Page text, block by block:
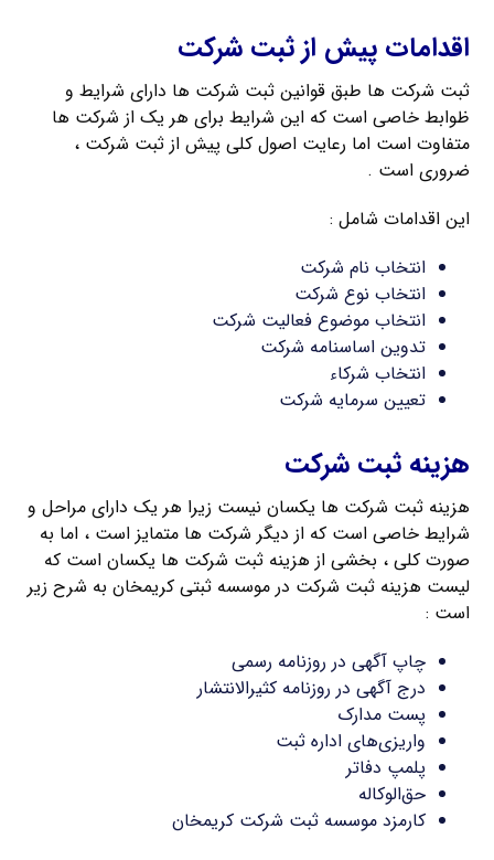
اقدامات پیش از ثبت شرکت
ثبت شرکت ها طبق قوانین ثبت شرکت ها دارای شرایط و
ظوابط خاصی است که این شرایط برای هر یک از شرکت ها
متفاوت است اما رعایت اصول کلی پیش از ثبت شرکت ،
ضروری است .
این اقدامات شامل :
انتخاب نام شرکت
انتخاب نوع شرکت
انتخاب موضوع فعالیت شرکت
تدوین اساسنامه شرکت
انتخاب شرکاء
تعیین سرمایه شرکت
هزینه ثبت شرکت
هزینه ثبت شرکت ها یکسان نیست زیرا هر یک دارای مراحل و
شرایط خاصی است که از دیگر شرکت ها متمایز است ، اما به
صورت کلی ، بخشی از هزینه ثبت شرکت ها یکسان است که
لیست هزینه ثبت شرکت در موسسه ثبتی کریمخان به شرح زیر
است :
چاپ آگهی در روزنامه رسمی
درج آگهی در روزنامه کثیرالانتشار
پست مدارک
واریزی‌های اداره ثبت
پلمپ دفاتر
حق‌الوکاله
کارمزد موسسه ثبت شرکت کریمخان